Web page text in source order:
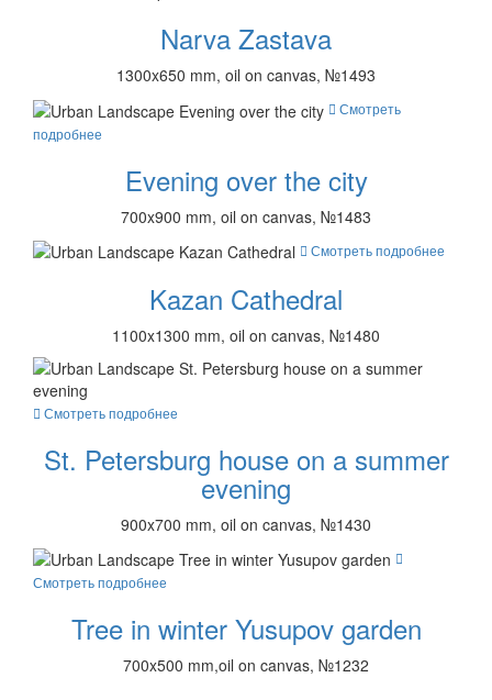
Narva Zastava
1300x650 mm, oil on canvas, №1493
Смотреть
подробнее
Evening over the city
700x900 mm, oil on canvas, №1483
Смотреть подробнее
Kazan Cathedral
1100x1300 mm, oil on canvas, №1480
Смотреть подробнее
St. Petersburg house on a summer
evening
900x700 mm, oil on canvas, №1430
Смотреть подробнее
Tree in winter Yusupov garden
700x500 mm,oil on canvas, №1232